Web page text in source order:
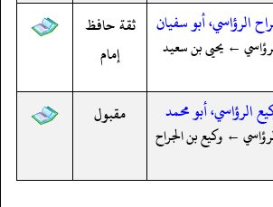
الرؤاسي، أبو سفيان
← يحيى بن سعيد
ثقة حافظ
إمام
الرؤاسي، أبو محمد
← وكيع بن الجراح
مقبول